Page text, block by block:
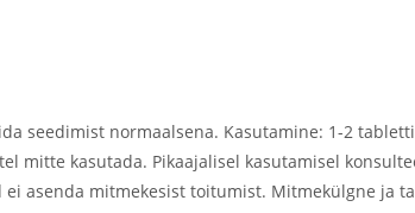
seedimist normaalsena. Kasutamine: 1-2
mitte kasutada. Pikaajalisel kasutamisel
asenda mitmekesist toitumist. Mitmekülgne ja